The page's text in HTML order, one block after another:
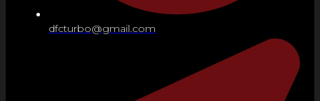
dfcturbo@gmail.com